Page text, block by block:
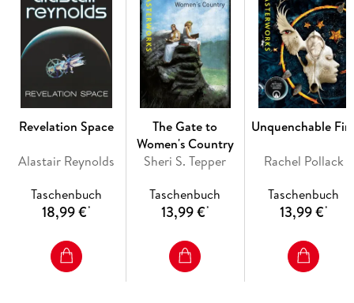
Revelation Space
Alastair Reynolds
Taschenbuch
18,99 €*
The Gate to
Women's Country
Sheri S. Tepper
Taschenbuch
13,99 €*
Unquenchable
Rachel Pollack
Taschenbuch
13,99 €*